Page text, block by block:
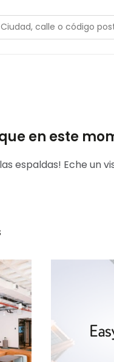
en este
espaldas! Eche un